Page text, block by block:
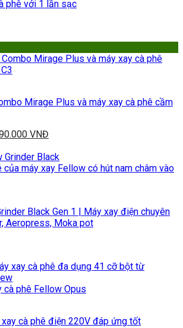
phê với 1 lần sạc
Mirage Plus và máy xay cà phê cầm
VNĐ
Black Gen 1 | Máy xay điện chuyên
Aeropress, Moka pot
cà phê điện 220V đáp ứng tốt